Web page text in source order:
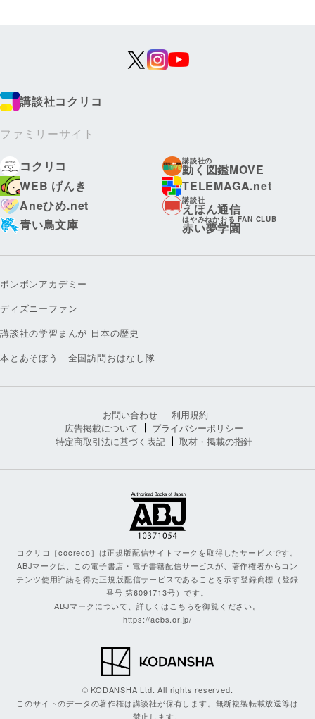
講談社コクリコ
ファミリーサイト
コクリコ
講談社の
動く図鑑MOVE
WEB げんき
TELEMAGA.net
Aneひめ.net
講談社
えほん通信
青い鳥文庫
はやみねかおる FAN CLUB
赤い夢学園
ボンボンアカデミー
ディズニーファン
講談社の学習まんが 日本の歴史
本とあそぼう 全国訪問おはなし隊
お問い合わせ
利用規約
広告掲載について
プライバシーポリシー
特定商取引法に基づく表記
取材・掲載の指針
コクリコ［cocreco］は正規版配信サイトマークを取得したサービスです。
ABJマークは、この電子書店・電子書籍配信サービスが、著作権者からコン
テンツ使用許諾を得た正規版配信サービスであることを示す登録商標（登録
番号 第6091713号）です。
ABJマークについて、詳しくはこちらを御覧ください。
https://aebs.or.jp/
© KODANSHA Ltd. All rights reserved.
このサイトのデータの著作権は講談社が保有します。無断複製転載放送等は
禁止します。